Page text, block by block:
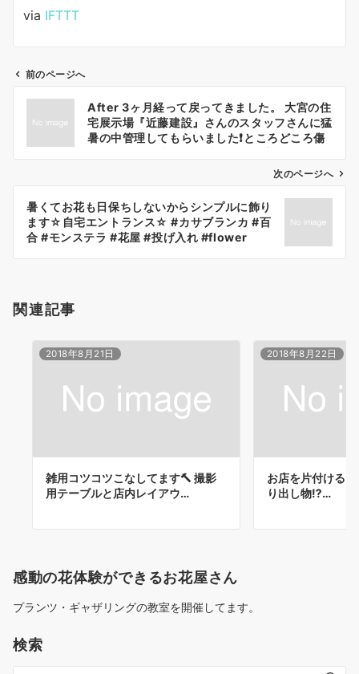
via IFTTT
ン
前のページへ
After 3ヶ月経って戻ってきました。 大宮の住
宅展示場『近藤建設』さんのスタッフさんに猛
暑の中管理してもらいました❗️ところどころ傷
しめるのもギャザリングの醍醐味です☆
3month later Gathering can enjoy
change Plants Allengement. #リース #寄
せ植えリース #ギャザリング #ギャザリング寄
せ植え #飯塚生花店 #i8713 #野田市 #リース
作り #リースリング #相互 #プランツ #プラン
ツアレンジメント #花のある暮らし
#floral_lover #follow4like #f4f
次のページへ
暑くてお花も日保ちしないからシンプルに飾り
ます☆自宅エントランス☆ #カサブランカ #百
合 #モンステラ #花屋 #投げ入れ #flower
#botanical #i8713 #飯塚生花店
互 #f4f #flower_beauties_ #floraldesign
#flowermagic
関連記事
2018年8月21日
雑用コツコツこなしてます🔨 撮影
用テーブルと店内レイアウ…
2018年8月22日
お店を片付ける
り出し物⁉️…
感動の花体験ができるお花屋さん
プランツ・ギャザリングの教室を開催してます。
検索